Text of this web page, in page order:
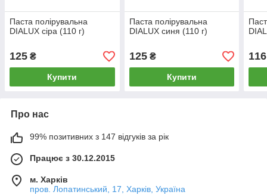
Паста полірувальна
DIALUX сіра (110 г)
125 ₴
Купити
Паста полірувальна
DIALUX синя (110 г)
125₴
Купити
116
Про нас
99% позитивних з 147 відгуків за рік
Працює з 30.12.2015
м. Харків
пров. Лопатинський, 17, Харків, Україна